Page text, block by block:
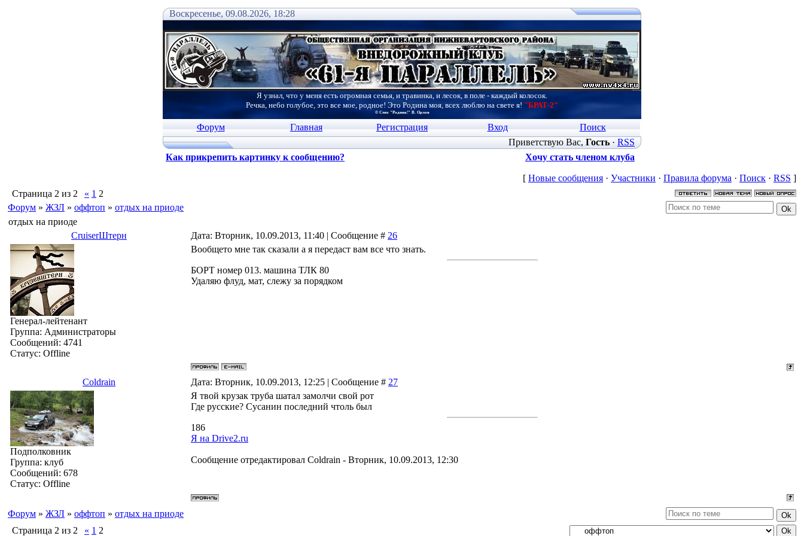
Воскресенье, 09.08.2026, 18:28
Я узнал, что у меня есть огромная семья, и травинка, и лесок, в поле - каждый колосок.
Речка, небо голубое, это все мое, родное! Это Родина моя, всех люблю на свете я! "БРАТ-2"
© Стих "Родина!" В. Орлов
Форум Главная Регистрация Вход
Поиск
Приветствую Вас, Гость· RSS
Как прикрепить картинку к сообщению?
Хочу стать членом клуба
[ Новые сообщения · Участники · Правила форума · Поиск · RSS ]
Страница 2 из 2 « 1 2
Форум » ЖЗЛ » оффтоп » отдых на приоде
отдых на приоде
СruiserШтерн
Дата: Вторник, 10.09.2013, 11:40 | Сообщение # 26
Генерал-лейтенант
Группа: Администраторы
Сообщений: 4741
Статус: Offline
Вообщето мне так сказали а я передаст вам все что знать.
БОРТ номер 013. машина ТЛК 80
Удаляю флуд, мат, слежу за порядком
Coldrain Дата: Вторник, 10.09.2013, 12:25 | Сообщение # 27
Подполковник
Группа: клуб
Сообщений: 678
Статус: Offline
Я твой крузак труба шатал замолчи свой рот
Где русские? Сусанин последний чтоль был
186
Я на Drive2.ru
Сообщение отредактировал Coldrain - Вторник, 10.09.2013, 12:30
Форум » ЖЗЛ » оффтоп » отдых на приоде
Страница 2 из 2 « 1 2